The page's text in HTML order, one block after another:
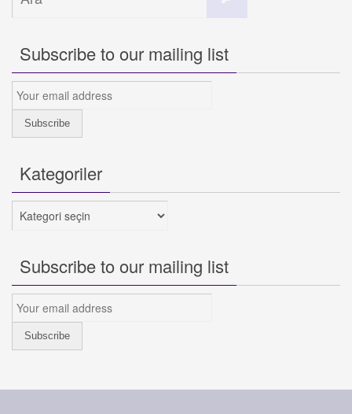
Subscribe to our mailing list
Kategoriler
Kategoriler
Subscribe to our mailing list